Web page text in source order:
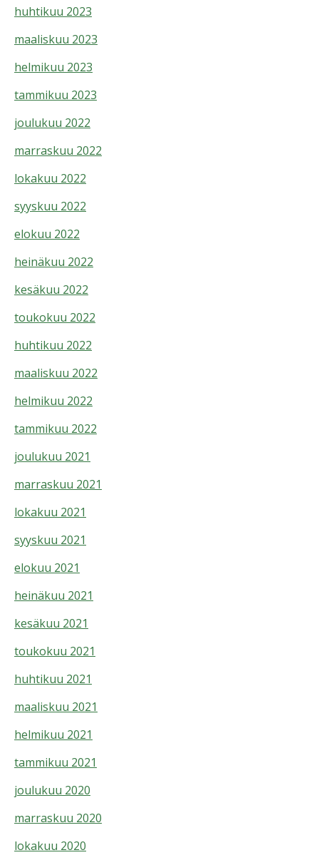
huhtikuu 2023
maaliskuu 2023
helmikuu 2023
tammikuu 2023
joulukuu 2022
marraskuu 2022
lokakuu 2022
syyskuu 2022
elokuu 2022
heinäkuu 2022
kesäkuu 2022
toukokuu 2022
huhtikuu 2022
maaliskuu 2022
helmikuu 2022
tammikuu 2022
joulukuu 2021
marraskuu 2021
lokakuu 2021
syyskuu 2021
elokuu 2021
heinäkuu 2021
kesäkuu 2021
toukokuu 2021
huhtikuu 2021
maaliskuu 2021
helmikuu 2021
tammikuu 2021
joulukuu 2020
marraskuu 2020
lokakuu 2020